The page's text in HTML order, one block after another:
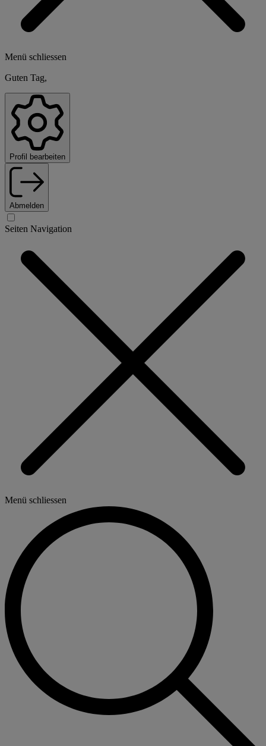
Menü schliessen
Guten Tag,
Profil bearbeiten
Abmelden
Seiten Navigation
Menü schliessen